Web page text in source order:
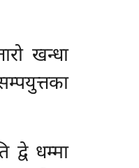
खन्धा
द्वे धम्मा